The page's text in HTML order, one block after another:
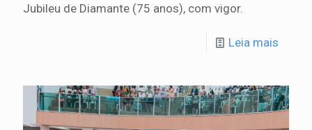
Jubileu de Diamante (75 anos), com vigor.
Leia mais